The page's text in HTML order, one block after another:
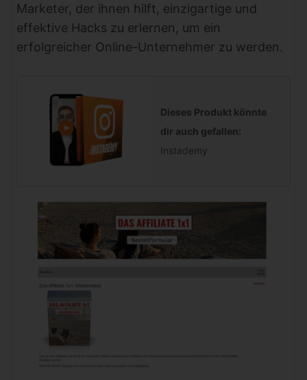
Marketer, der ihnen hilft, einzigartige und
effektive Hacks zu erlernen, um ein
erfolgreicher Online-Unternehmer zu werden.
Dieses Produkt könnte
dir auch gefallen:
Instademy